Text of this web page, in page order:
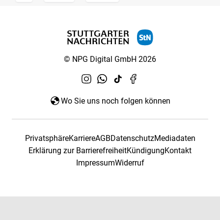
© NPG Digital GmbH 2026
Wo Sie uns noch folgen können
PrivatsphäreKarriereAGBDatenschutzMediadaten
Erklärung zur BarrierefreiheitKündigungKontakt
ImpressumWiderruf